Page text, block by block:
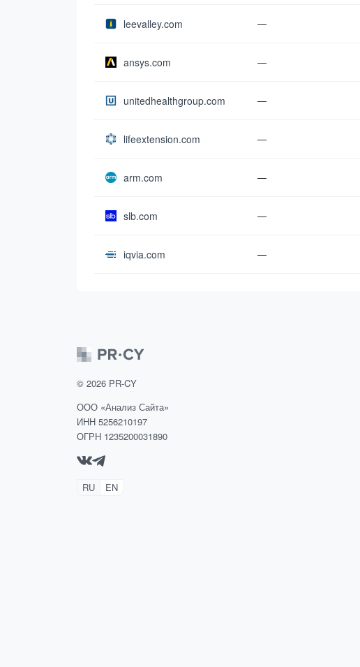
leevalley.com —
ansys.com —
unitedhealthgroup.com —
lifeextension.com —
arm.com —
slb.com —
iqvia.com —
© 2026 PR-CY
ООО «Анализ Сайта»
ИНН 5256210197
ОГРН 1235200031890
RU EN